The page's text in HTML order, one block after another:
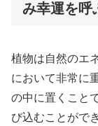
み幸運を呼
植物は自然のエ
において非常に
の中に置くこと
び込むことがで